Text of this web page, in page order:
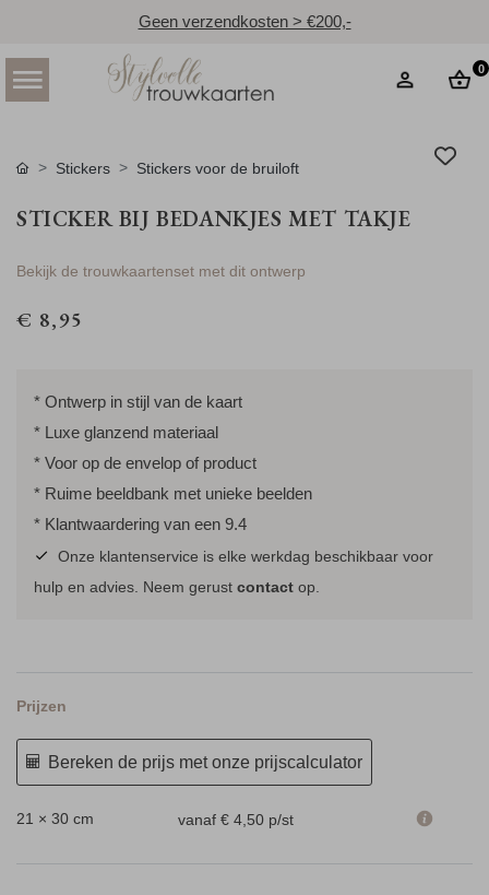
Geen verzendkosten > €200,-
0
Stickers Stickers voor de bruiloft
STICKER BIJ BEDANKJES MET TAKJE
Bekijk de trouwkaartenset met dit ontwerp
€ 8,95
* Ontwerp in stijl van de kaart
* Luxe glanzend materiaal
* Voor op de envelop of product
* Ruime beeldbank met unieke beelden
* Klantwaardering van een 9.4
Onze klantenservice is elke werkdag beschikbaar voor
hulp en advies. Neem gerust contact op.
Prijzen
Bereken de prijs met onze prijscalculator
21 × 30 cm vanaf € 4,50 p/st